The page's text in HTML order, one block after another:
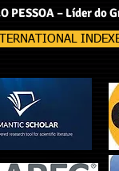
PESSOA – Líder do